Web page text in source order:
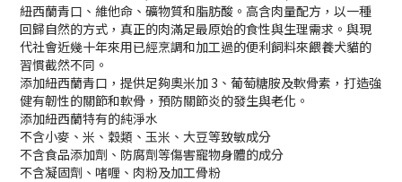
紐西蘭青口、維他命、礦物質和脂肪酸。高含肉量配方，以一種
回歸自然的方式，真正的肉滿足最原始的食性與生理需求。與現
代社會近幾十年來用已經烹調和加工過的便利飼料來餵養犬貓的
習慣截然不同。
添加紐西蘭青口，提供足夠奧米加 3、葡萄糖胺及軟骨素，打造強
健有韌性的關節和軟骨，預防關節炎的發生與老化。
添加紐西蘭特有的純淨水
不含小麥、米、穀類、玉米、大豆等致敏成分
不含食品添加劑、防腐劑等傷害寵物身體的成分
不含凝固劑、啫喱、肉粉及加工骨粉